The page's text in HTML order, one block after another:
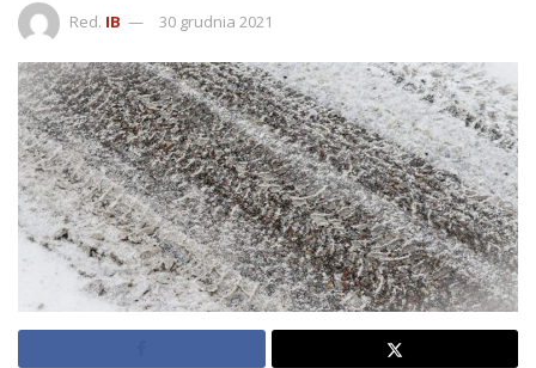
Red. IB 30 grudnia 2021